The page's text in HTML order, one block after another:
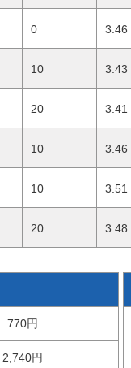
0 3.46
10 3.43
20 3.41
10 3.46
10 3.51
20 3.48
770円
2,740円